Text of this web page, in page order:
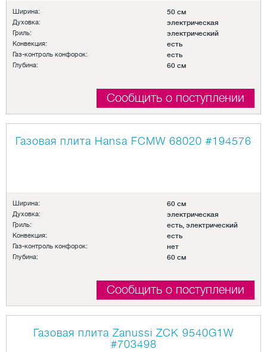
Ширина: 50 см
Духовка: электрическая
Гриль: электрический
Конвекция: есть
Газ-контроль конфорок: есть
Глубина: 60 см
Сообщить о поступлении
Газовая плита Hansa FCMW 68020 #194576
Ширина: 60 см
Духовка: электрическая
Гриль: есть, электрический
Конвекция: есть
Газ-контроль конфорок: нет
Глубина: 60 см
Сообщить о поступлении
Газовая плита Zanussi ZCK 9540G1W
#703498